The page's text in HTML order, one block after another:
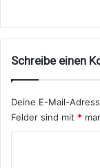
Schreibe einen
Deine E-Mail-
Felder sind mit *